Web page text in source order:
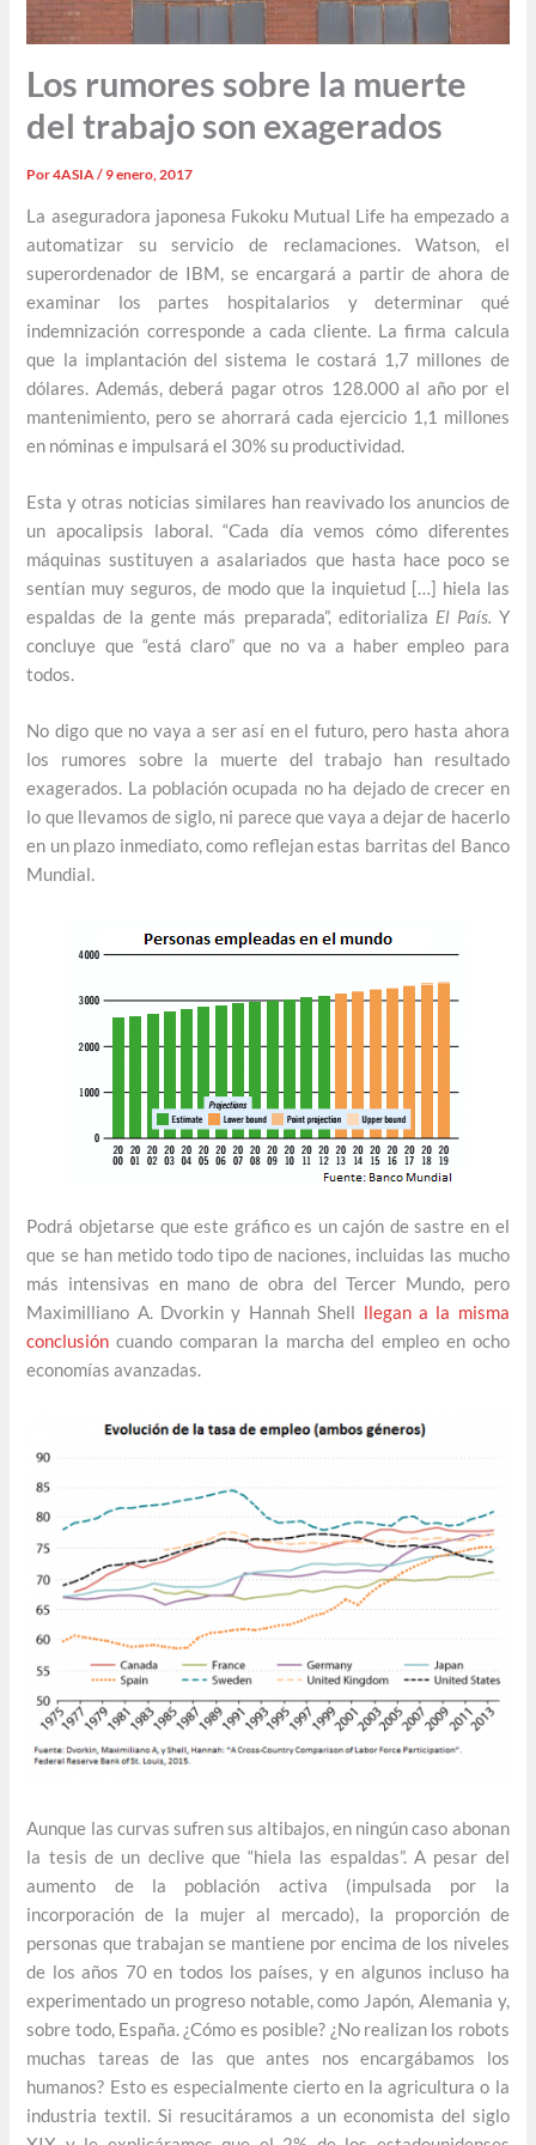
Los rumores sobre la muerte
del trabajo son exagerados
Por4ASIA/9 enero, 2017
La aseguradora japonesa Fukoku Mutual Life ha empezado a
automatizar su servicio de reclamaciones. Watson, el
superordenador de IBM, se encargará a partir de ahora de
examinar los partes hospitalarios y determinar qué
indemnización corresponde a cada cliente. La firma calcula
que la implantación del sistema le costará 1,7 millones de
dólares. Además, deberá pagar otros 128.000 al año por el
mantenimiento, pero se ahorrará cada ejercicio 1,1 millones
en nóminas e impulsará el 30% su productividad.
Esta y otras noticias similares han reavivado los anuncios de
un apocalipsis laboral. “Cada día vemos cómo diferentes
máquinas sustituyen a asalariados que hasta hace poco se
sentían muy seguros, de modo que la inquietud […] hiela las
espaldas de la gente más preparada”, editorializa El País. Y
concluye que “está claro” que no va a haber empleo para
todos.
No digo que no vaya a ser así en el futuro, pero hasta ahora
los rumores sobre la muerte del trabajo han resultado
exagerados. La población ocupada no ha dejado de crecer en
lo que llevamos de siglo, ni parece que vaya a dejar de hacerlo
en un plazo inmediato, como reflejan estas barritas del Banco
Mundial.
Podrá objetarse que este gráfico es un cajón de sastre en el
que se han metido todo tipo de naciones, incluidas las mucho
más intensivas en mano de obra del Tercer Mundo, pero
Maximilliano A. Dvorkin y Hannah Shell llegan a la misma
conclusión cuando comparan la marcha del empleo en ocho
economías avanzadas.
Aunque las curvas sufren sus altibajos, en ningún caso abonan
la tesis de un declive que “hiela las espaldas”. A pesar del
aumento de la población activa (impulsada por la
incorporación de la mujer al mercado), la proporción de
personas que trabajan se mantiene por encima de los niveles
de los años 70 en todos los países, y en algunos incluso ha
experimentado un progreso notable, como Japón, Alemania y,
sobre todo, España. ¿Cómo es posible? ¿No realizan los robots
muchas tareas de las que antes nos encargábamos los
humanos? Esto es especialmente cierto en la agricultura o la
industria textil. Si resucitáramos a un economista del siglo